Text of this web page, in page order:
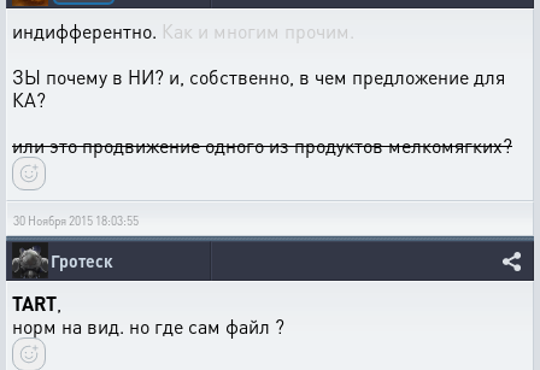
индифферентно. Как и многим прочим.
ЗЫ почему в НИ? и, собственно, в чем предложение для
КА?
или это продвижение одного из продуктов мелкомягких?
30 Ноября 2015 18:03:55
Гротеск
TART
норм на вид. но где сам файл ?